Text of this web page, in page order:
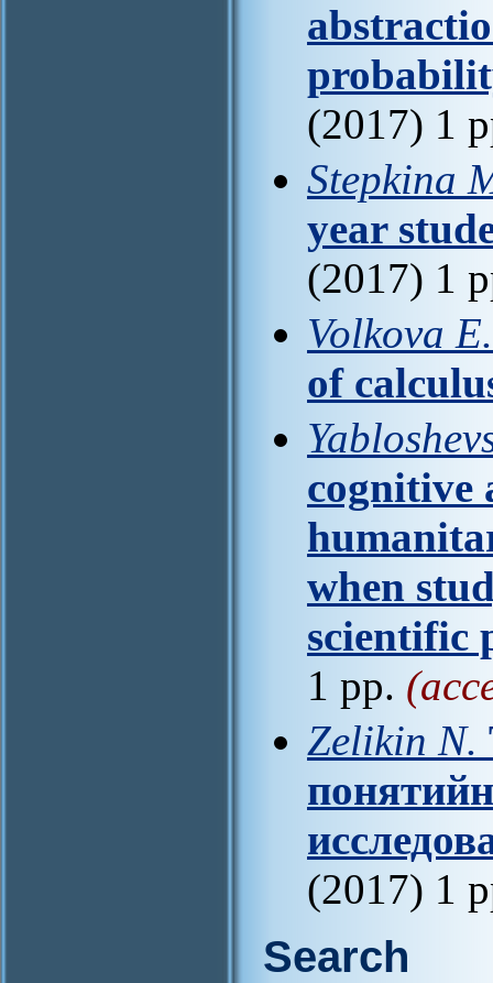
(2017) 1
Stepkina
year
(2017) 1
Volkova
of
cognitive
when
scientific
1 pp.
Zelikin N.
(2017) 1
Search